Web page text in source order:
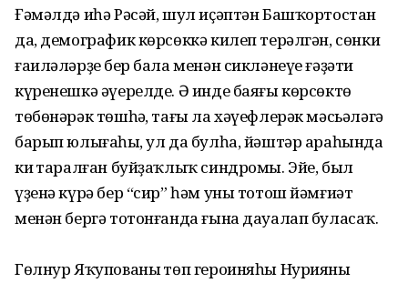
Ғәмәлдә иһә Рәсәй, шул иҫәптән Башҡортостан
да, демографик көрсөккә килеп терәлгән, сөнки
ғаиләләрҙең бер бала менән сик­ләнеүе ғәҙәти
күренешкә әүерелде. Ә инде баяғы көрсөктөң
төбөнәрәк төш­һәң, тағы ла хәүефлерәк мәсьәләгә
барып юлығаһың, ул да булһа, йәштәр араһында
киң таралған буйҙаҡлыҡ синдромы. Эйе, был
үҙенә күрә бер “сир” һәм уны тотош йәмғиәт
менән бергә тотонғанда ғына дауалап буласаҡ.
Гөлнур Яҡупованың төп героиняһы Нурияның